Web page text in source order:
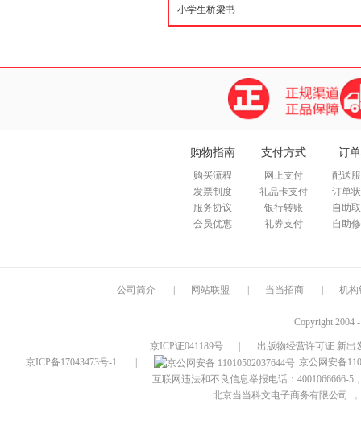
购物指南
购买流程
发票制度
服务协议
会员优惠
支付方式
网上支付
礼品卡支付
银行转账
礼券支付
订
配送
订单
自助
自助
公司简介 网站联盟 当当招商 机构
Copyright 2004
京ICP证041189号
出版物经营许可证 新出
京ICP备17043473号-1
京公网安备
互联网违法和不良信息举报电话：4001066666-5
北京当当科文电子商务有限公司